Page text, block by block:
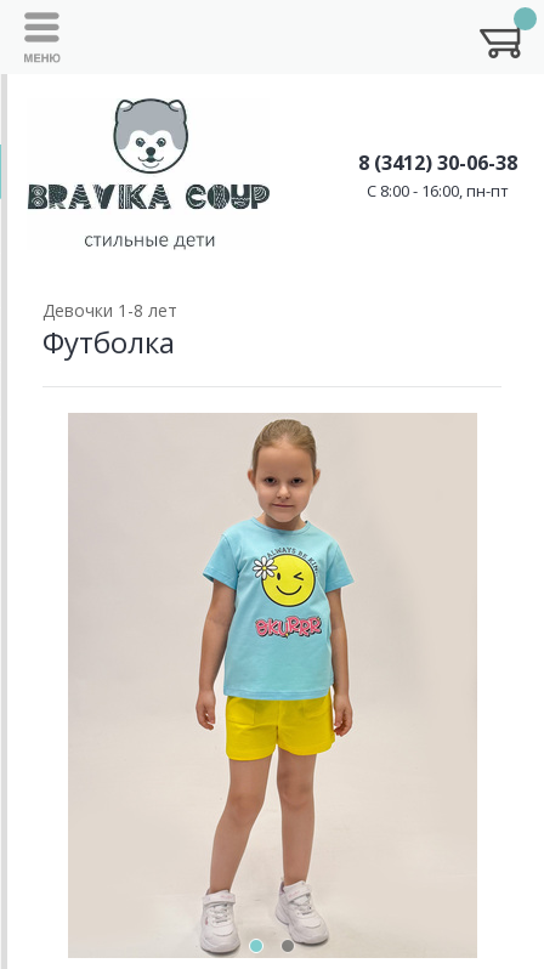
8 (3412) 30-06-38
C 8:00 - 16:00, пн-пт
Девочки 1-8 лет
Футболка